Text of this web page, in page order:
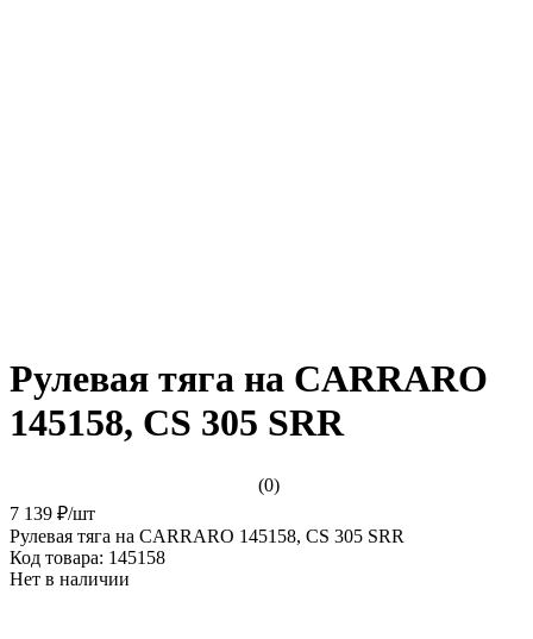
Рулевая тяга на CARRARO
145158, CS 305 SRR
(0)
7 139 ₽/шт
Рулевая тяга на CARRARO 145158, CS 305 SRR
Код товара: 145158
Нет в наличии